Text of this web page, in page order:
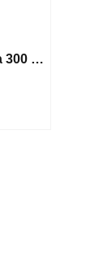
Ventilationskåpa 300 cm